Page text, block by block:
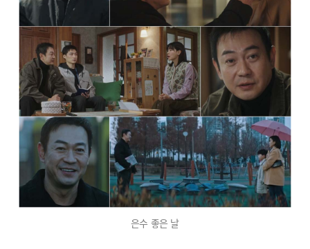
은수 좋은 날